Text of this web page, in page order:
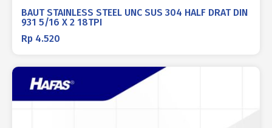
BAUT STAINLESS STEEL UNC SUS 304 HALF DRAT DIN
931 5/16 X 2 18TPI
Rp 4.520